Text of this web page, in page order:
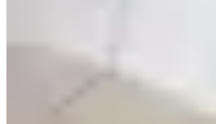
Ensiklopedia